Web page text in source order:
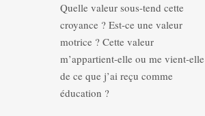
Quelle valeur sous-tend cette
croyance ? Est-ce une valeur
motrice ? Cette valeur
m’appartient-elle ou me vient-elle
de ce que j’ai reçu comme
éducation ?